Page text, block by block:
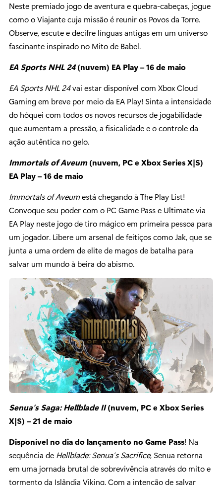
Neste premiado jogo de aventura e quebra-cabeças, jogue
como o Viajante cuja missão é reunir os Povos da Torre.
Observe, escute e decifre línguas antigas em um universo
fascinante inspirado no Mito de Babel.
EA Sports NHL 24(nuvem) EA Play – 16 de maio
EA Sports NHL 24vai estar disponível com Xbox Cloud
Gaming em breve por meio da EA Play! Sinta a intensidade
do hóquei com todos os novos recursos de jogabilidade
que aumentam a pressão, a fisicalidade e o controle da
ação autêntica no gelo.
Immortals of Aveum(nuvem, PC e Xbox Series X|S)
EA Play – 16 de maio
Immortals of Aveumestá chegando à The Play List!
Convoque seu poder com o PC Game Pass e Ultimate via
EA Play neste jogo de tiro mágico em primeira pessoa para
um jogador. Libere um arsenal de feitiços como Jak, que se
junta a uma ordem de elite de magos de batalha para
salvar um mundo à beira do abismo.
Senua’s Saga: Hellblade II (nuvem, PC e Xbox Series
X|S) – 21 de maio
Disponível no dia do lançamento no Game Pass! Na
sequência de Hellblade: Senua’s Sacrifice, Senua retorna
em uma jornada brutal de sobrevivência através do mito e
tormento da Islândia Viking. Com a intenção de salvar